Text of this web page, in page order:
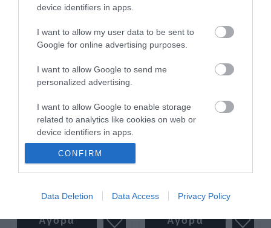
device identifiers in apps.
I want to allow my user data to be sent to
Google for online advertising purposes.
I want to allow Google to send me
personalized advertising.
I want to allow Google to enable storage
related to analytics like cookies on web or
device identifiers in apps.
I want to allow Google to enable storage
I want to allow Google to enable storage
CONFIRM
Data Deletion Data Access Privacy Policy
ΡΟΓΡ60Μ
44,64 €
Αγορά
52,08 €
Αγορά